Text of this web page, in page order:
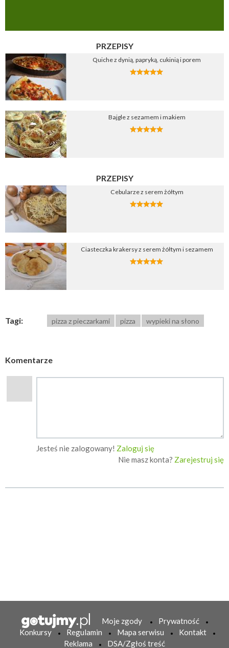
PRZEPISY
Quiche z dynią, papryką, cukinią i porem
Bajgle z sezamem i makiem
PRZEPISY
Cebularze z serem żółtym
Ciasteczka krakersy z serem żółtym i sezamem
Tagi: pizza z pieczarkami pizza wypieki na słono
Komentarze
Jesteś nie zalogowany! Zaloguj się
Nie masz konta? Zarejestruj się
Moje zgody
Prywatność
Konkursy
Regulamin Mapa serwisu
Kontakt
Reklama
DSA/Zgłoś treść